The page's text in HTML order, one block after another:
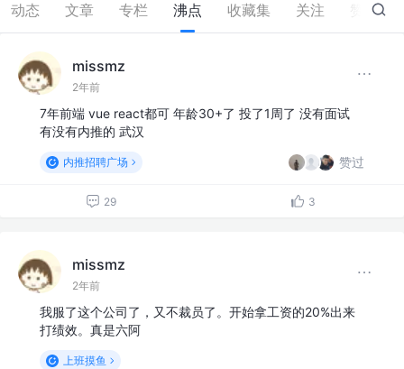
动态 文章 专栏 沸点 收藏集 关注 5
missmz
2年前
7年前端 vue react都可 年龄30+了 投了1周了 没有面试
有没有内推的 武汉
内推招聘广场 赞过
29 3
missmz
2年前
我服了这个公司了，又不裁员了。开始拿工资的20%出来
打绩效。真是六阿
上班摸鱼